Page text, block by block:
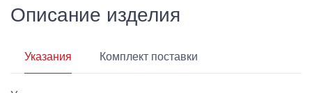
Описание изделия
Указания Комплект поставки